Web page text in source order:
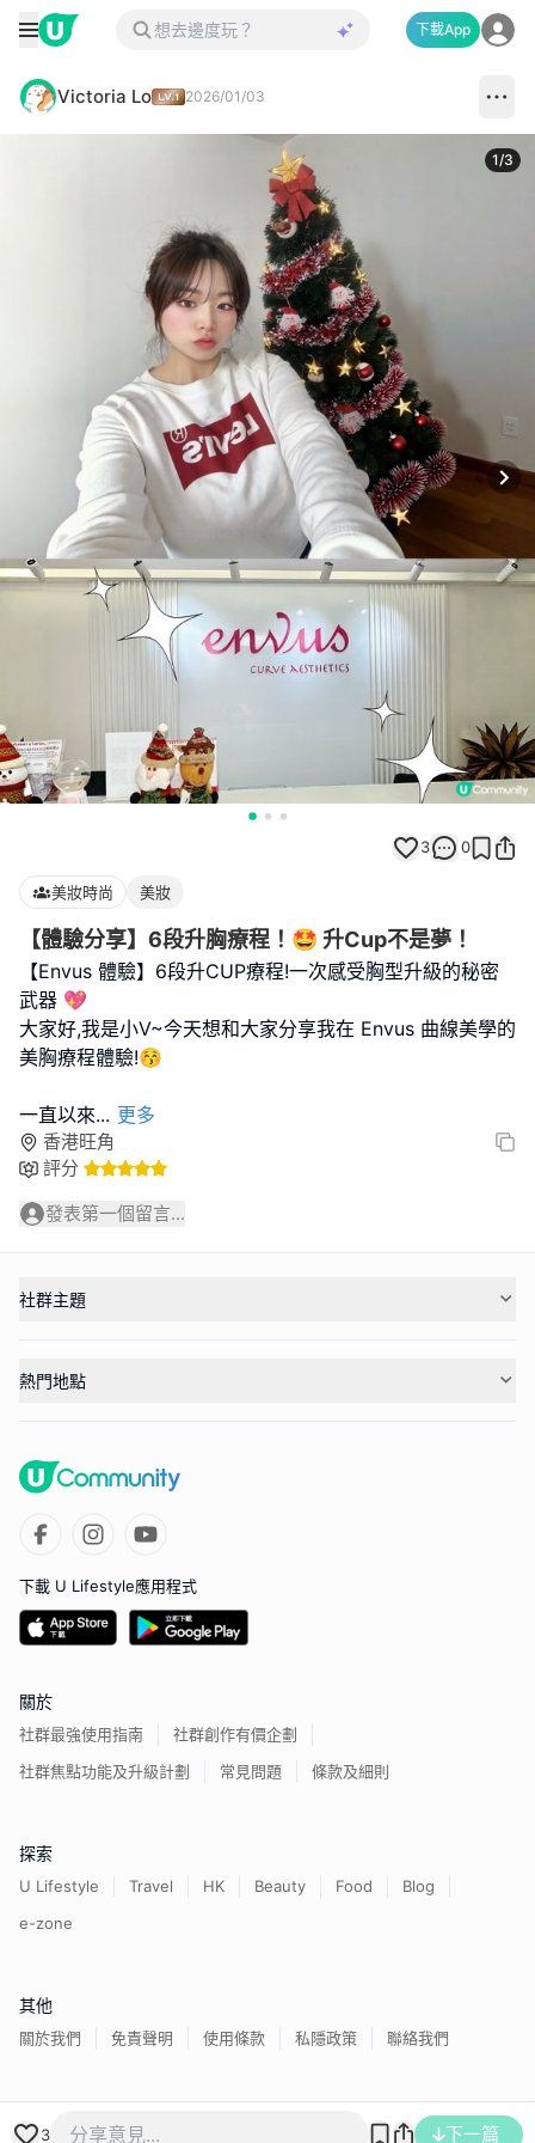
下載App
Victoria Lo 2026/01/03
1/3
3 0
美妝時尚 美妝
【體驗分享】6段升胸療程！🤩 升Cup不是夢！
【Envus 體驗】6段升CUP療程!一次感受胸型升級的秘密
武器 💖
大家好,我是小V~今天想和大家分享我在 Envus 曲線美學的
美胸療程體驗!😚
一直以來... 更多
香港旺角
評分
發表第一個留言...
3 下一篇
社群主題
熱門地點
下載 U Lifestyle應用程式
關於
社群最強使用指南
社群創作有價企劃
社群焦點功能及升級計劃
常見問題 條款及細則
探索
U Lifestyle Travel HK Beauty Food
Blog
e-zone
其他
關於我們 免責聲明 使用條款 私隱政策 聯絡我們
香港經濟日報版權所有©